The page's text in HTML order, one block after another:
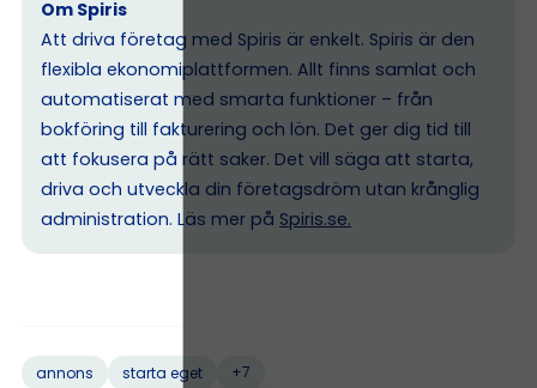
Om Spiris
Att driva företag med Spiris är enkelt. Spiris är den
flexibla ekonomiplattformen. Allt finns samlat och
automatiserat med smarta funktioner – från
bokföring till fakturering och lön. Det ger dig tid till
att fokusera på rätt saker. Det vill säga att starta,
driva och utveckla din företagsdröm utan krånglig
administration. Läs mer på Spiris.se.
annons starta eget
+7